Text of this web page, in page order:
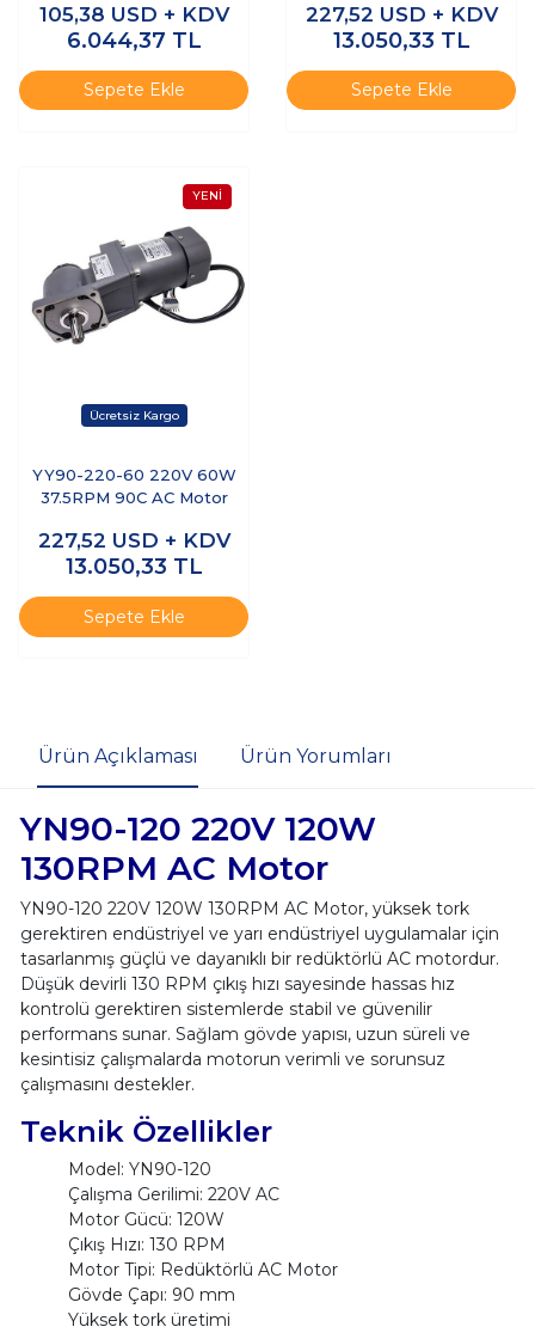
105,38 USD + KDV
6.044,37 TL
Sepete Ekle
227,52 USD + KDV
13.050,33 TL
Sepete Ekle
YY90-220-60 220V 60W
37.5RPM 90C AC Motor
227,52 USD + KDV
13.050,33 TL
Sepete Ekle
Ürün Açıklaması Ürün Yorumları
YN90-120 220V 120W
130RPM AC Motor
YN90-120 220V 120W 130RPM AC Motor, yüksek tork
gerektiren endüstriyel ve yarı endüstriyel uygulamalar için
tasarlanmış güçlü ve dayanıklı bir redüktörlü AC motordur.
Düşük devirli 130 RPM çıkış hızı sayesinde hassas hız
kontrolü gerektiren sistemlerde stabil ve güvenilir
performans sunar. Sağlam gövde yapısı, uzun süreli ve
kesintisiz çalışmalarda motorun verimli ve sorunsuz
çalışmasını destekler.
Teknik Özellikler
Model: YN90-120
Çalışma Gerilimi: 220V AC
Motor Gücü: 120W
Çıkış Hızı: 130 RPM
Motor Tipi: Redüktörlü AC Motor
Gövde Çapı: 90 mm
Yüksek tork üretimi